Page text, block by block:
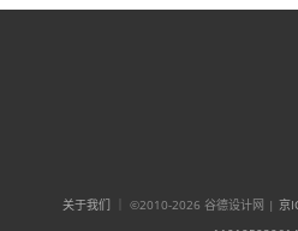
关于我们 ｜ ©2010-2026 谷德设计网 | 京